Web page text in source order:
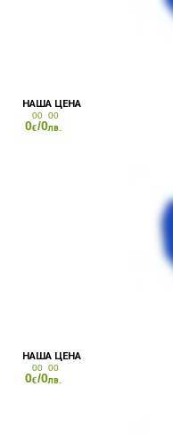
0
00
€/0
00
лв.
0
00
€/0
00
лв.